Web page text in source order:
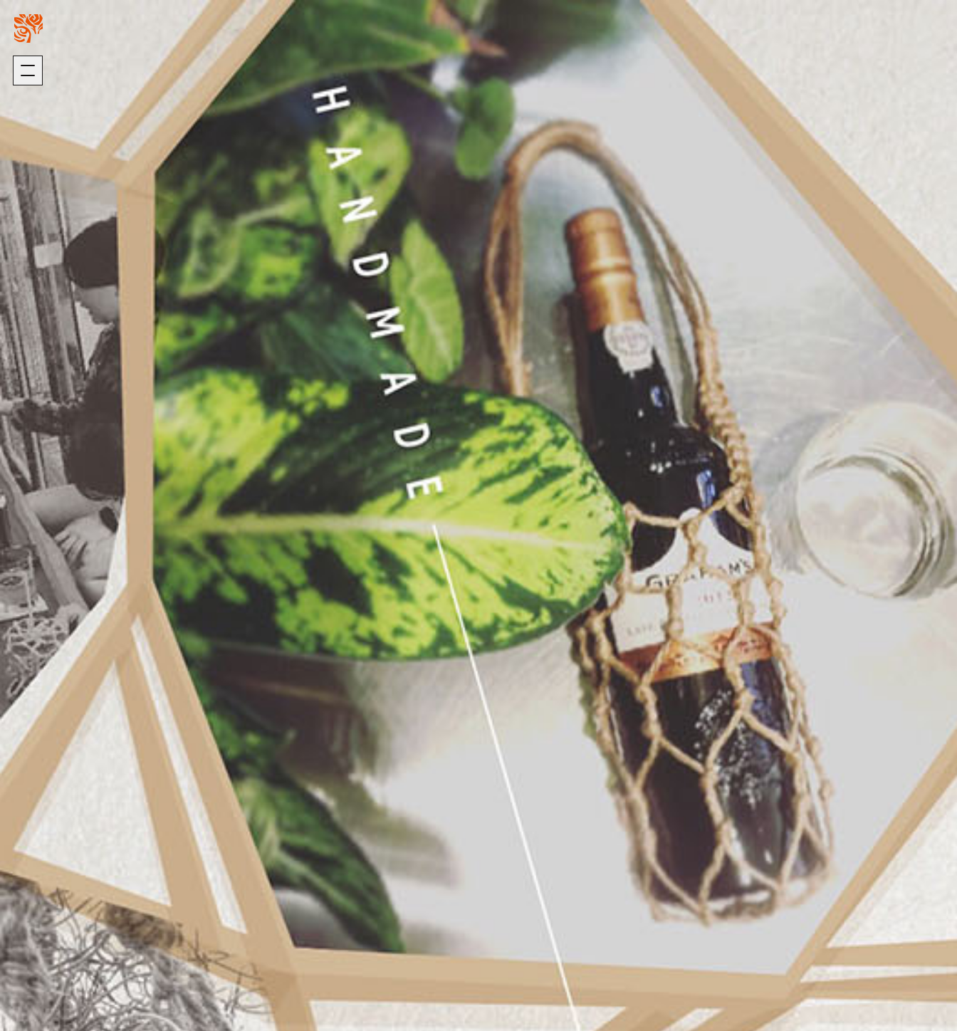
加入我們
個資聲明
最新消息
NEWS
在建工程
DEVELOPMENT
PROGRESS
報修服務
SERVICE
聯絡我們
CONTACT
US
璞園熱銷
HOT SALE
自建熱銷
建築代銷
歷年代銷
ARCHITECTURE
建設事業
推進事業
代銷事業
合建/都更
建築顧問
桃園璞園領航猿籃球隊
BASKETBALL
璞美食
璞滿滿